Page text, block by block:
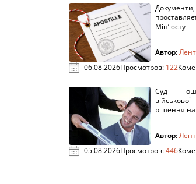
Мін’юсту
Автор:
06.08.2026Просмотров: 122
Суд
рішення
Автор:
05.08.2026Просмотров:446